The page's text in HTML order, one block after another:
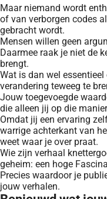
Maar niemand wordt
of van verborgen codes
gebracht wordt.
Mensen willen geen
Daarmee raak je niet de
brengt.
Wat is dan wel
verandering teweeg te
Jouw toegevoegde
die alleen jij op die
Omdat jij een ervaring
warrige achterkant van
weet waar je over praat.
Wie zijn verhaal
geheim: een hoge
Precies waardoor je
jouw verhalen.